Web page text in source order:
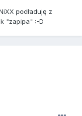
podładuję z
"zapipa" :-D